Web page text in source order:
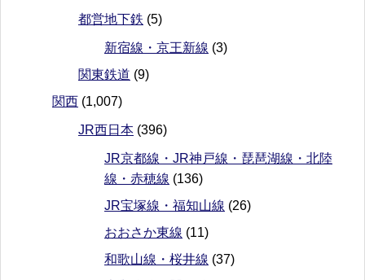
都営地下鉄 (5)
新宿線・京王新線 (3)
関東鉄道 (9)
関西 (1,007)
JR西日本 (396)
JR京都線・JR神戸線・琵琶湖線・北陸
線・赤穂線 (136)
JR宝塚線・福知山線 (26)
おおさか東線 (11)
和歌山線・桜井線 (37)